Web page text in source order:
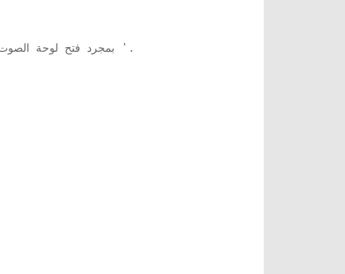
بمجرد فتح لوحة '.